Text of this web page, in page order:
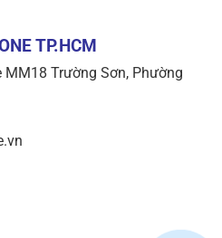
TP.HCM
Trường Sơn, Phường